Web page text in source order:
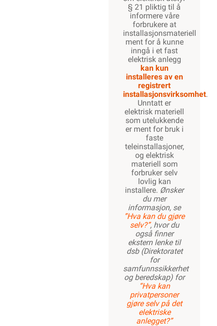
§ 21 pliktig til å
informere våre
forbrukere at
installasjonsmateriell
ment for å kunne
inngå i et fast
elektrisk anlegg
kan kun
installeres av en
registrert
installasjonsvirksomhet.
Unntatt er
elektrisk materiell
som utelukkende
er ment for bruk i
faste
teleinstallasjoner,
og elektrisk
materiell som
forbruker selv
lovlig kan
installere. Ønsker
du mer
informasjon, se
”Hva kan du gjøre
selv?”, hvor du
også finner
ekstern lenke til
dsb (Direktoratet
for
samfunnssikkerhet
og beredskap) for
“Hva kan
privatpersoner
gjøre selv på det
elektriske
anlegget?”